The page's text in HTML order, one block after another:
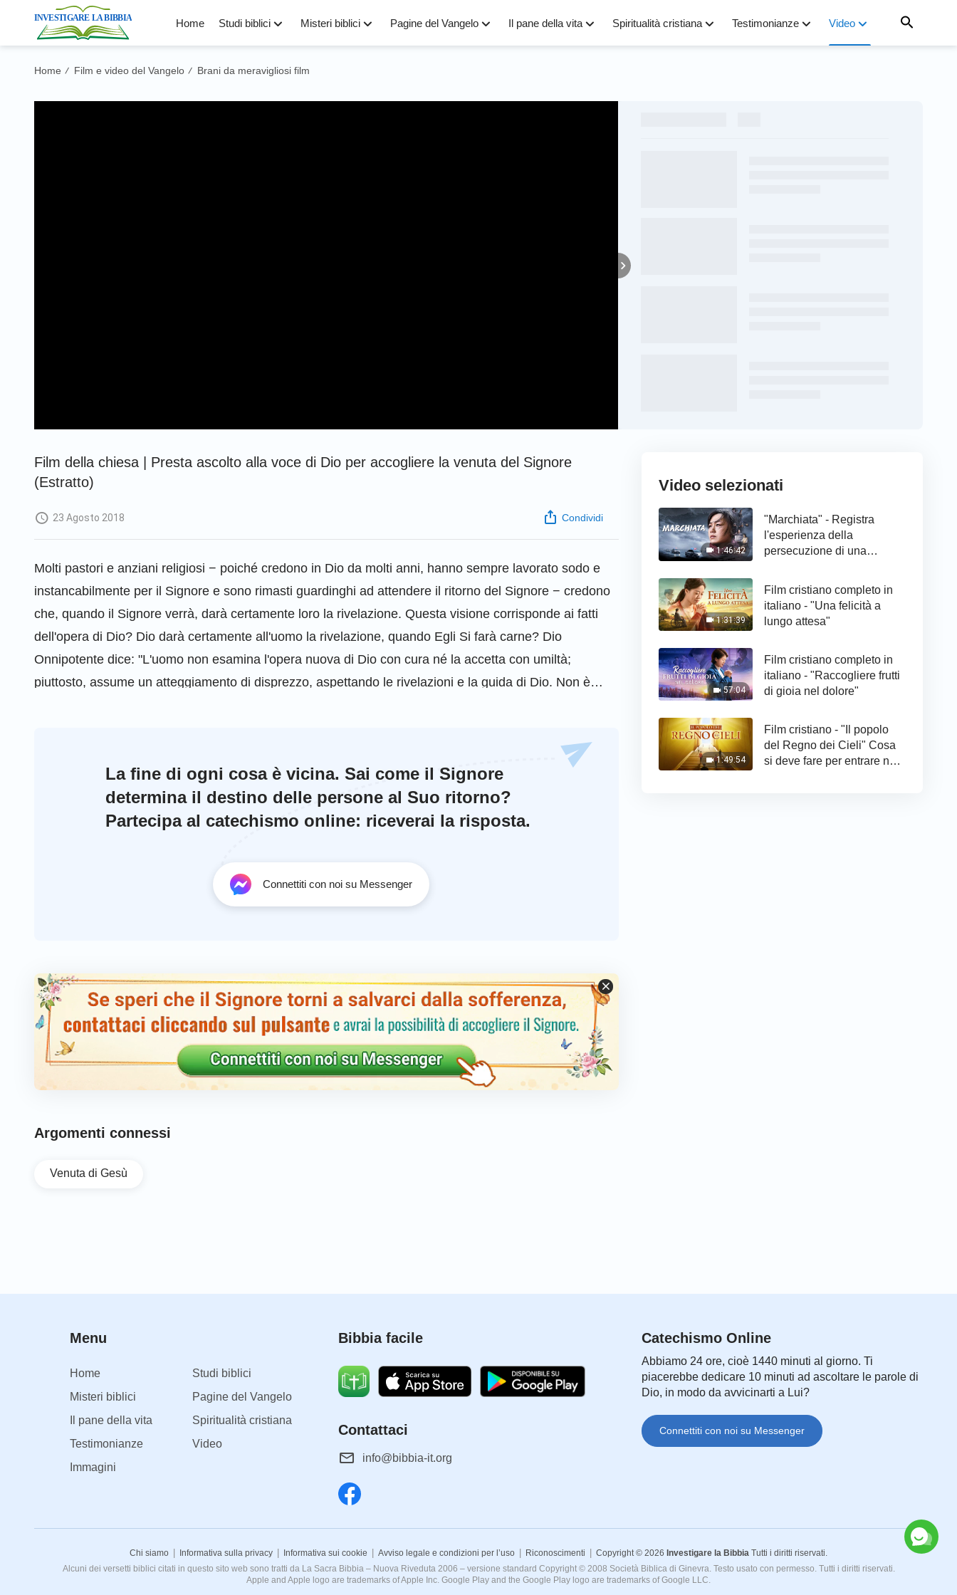
Home Studi biblici Misteri biblici Pagine del Vangelo Il pane della vita Spiritualità cristiana Testimonianze Video
Home / Film e video del Vangelo / Brani da meravigliosi film
Film della chiesa | Presta ascolto alla voce di Dio per accogliere la venuta del Signore
(Estratto)
23 Agosto 2018 Condividi
Molti pastori e anziani religiosi − poiché credono in Dio da molti anni, hanno sempre lavorato sodo e
instancabilmente per il Signore e sono rimasti guardinghi ad attendere il ritorno del Signore − credono
che, quando il Signore verrà, darà certamente loro la rivelazione. Questa visione corrisponde ai fatti
dell'opera di Dio? Dio darà certamente all'uomo la rivelazione, quando Egli Si farà carne? Dio
Onnipotente dice: "L'uomo non esamina l'opera nuova di Dio con cura né la accetta con umiltà;
piuttosto, assume un atteggiamento di disprezzo, aspettando le rivelazioni e la guida di Dio. Non è
La fine di ogni cosa è vicina. Sai come il Signore
determina il destino delle persone al Suo ritorno?
Partecipa al catechismo online: riceverai la risposta.
Connettiti con noi su Messenger
Argomenti connessi
Venuta di Gesù
Video selezionati
1:46:42
"Marchiata" - Registra
l'esperienza della
persecuzione di una
1:31:39
Film cristiano completo in
italiano - "Una felicità a
lungo attesa"
57:04
Film cristiano completo in
italiano - "Raccogliere frutti
di gioia nel dolore"
1:49:54
Film cristiano - "Il popolo
del Regno dei Cieli" Cosa
si deve fare per entrare nel
Menu
Home
Studi biblici
Misteri biblici
Pagine del Vangelo
Il pane della vita
Spiritualità cristiana
Testimonianze
Video
Immagini
Bibbia facile
Contattaci
info@bibbia-it.org
Catechismo Online
Abbiamo 24 ore, cioè 1440 minuti al giorno. Ti
piacerebbe dedicare 10 minuti ad ascoltare le parole di
Dio, in modo da avvicinarti a Lui?
Connettiti con noi su Messenger
Chi siamo Informativa sulla privacy Informativa sui cookie Avviso legale e condizioni per l’uso Riconoscimenti Copyright © 2026 Investigare la Bibbia Tutti i diritti riservati.
Alcuni dei versetti biblici citati in questo sito web sono tratti da La Sacra Bibbia – Nuova Riveduta 2006 – versione standard Copyright © 2008 Società Biblica di Ginevra. Testo usato con permesso. Tutti i diritti riservati.
Apple and Apple logo are trademarks of Apple Inc. Google Play and the Google Play logo are trademarks of Google LLC.